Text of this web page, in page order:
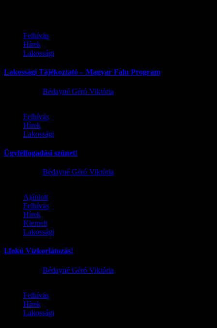
Felhívás
Hírek
Lakossági
Lakossági Tájékoztató – Magyar Falu Program
Bédayné Géró Viktória
Felhívás
Hírek
Lakossági
Ügyfélfogadási szünet!
Bédayné Géró Viktória
Ajánlott
Felhívás
Hírek
Kiemelt
Lakossági
I.fokú Vízkorlátozás!
Bédayné Géró Viktória
Felhívás
Hírek
Lakossági